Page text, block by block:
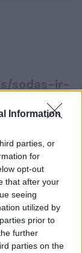
Information
parties, or
for
opt-out
that after your
seeing
utilized by
prior to
further
parties on the
sodas-ir-